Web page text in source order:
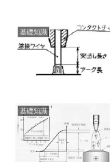
基礎知識
基礎知識